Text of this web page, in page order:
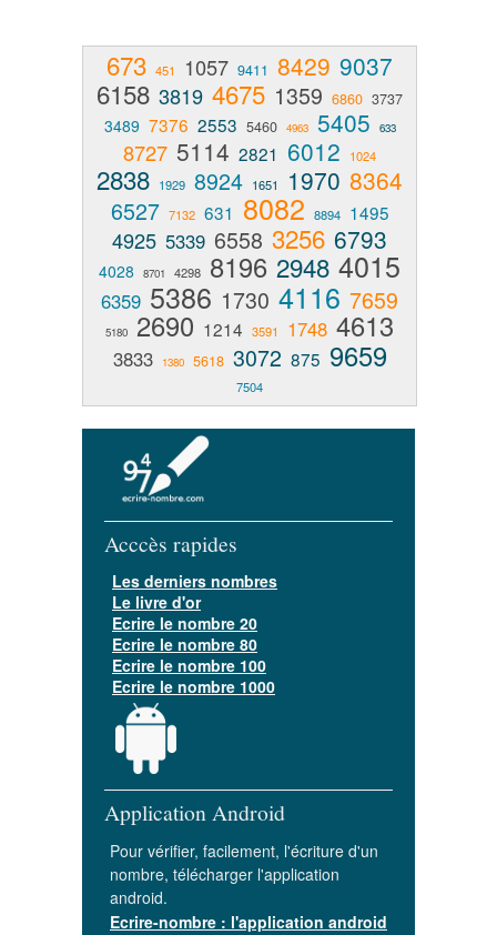
673 451 1057 9411 8429 9037
6158 3819 4675 1359 6860 3737
3489 7376 2553 5460 4963 5405 633
8727 5114 2821 6012 1024
2838 1929 8924 1651 1970 8364
6527 7132 631 8082 8894 1495
4925 5339 6558 3256 6793
4028 8701 4298 8196 2948 4015
6359 5386 1730 4116 7659
5180 2690 1214 3591 1748 4613
3833 1380 5618 3072 875 9659
7504
Acccès rapides
Les derniers nombres
Le livre d'or
Ecrire le nombre 20
Ecrire le nombre 80
Ecrire le nombre 100
Ecrire le nombre 1000
Application Android
Pour vérifier, facilement, l'écriture d'un
nombre, télécharger l'application
android.
Ecrire-nombre : l'application android